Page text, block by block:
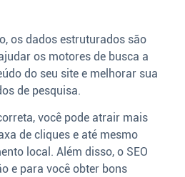
os dados estruturados são
os motores de busca a
do seu site e melhorar sua
de pesquisa.
você pode atrair mais
de cliques e até mesmo
local. Além disso, o SEO
e para você obter bons